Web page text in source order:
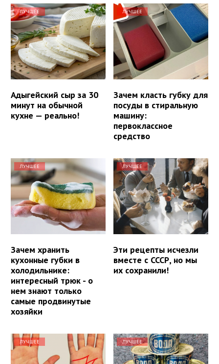
ЛУЧШЕЕ
Адыгейский сыр за 30
минут на обычной
кухне — реально!
ЛУЧШЕЕ
Зачем класть губку для
посуды в стиральную
машину:
первоклассное
средство
ЛУЧШЕЕ
Зачем хранить
кухонные губки в
холодильнике:
интересный трюк - о
нем знают только
самые продвинутые
хозяйки
ЛУЧШЕЕ
Эти рецепты исчезли
вместе с СССР, но мы
их сохранили!
ЛУЧШЕЕ ЛУЧШЕЕ